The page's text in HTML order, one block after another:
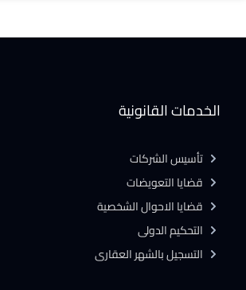
الخدمات القانونية
تأسيس الشركات
قضايا التعويضات
قضايا الاحوال الشخصية
التحكيم الدولى
التسجيل بالشهر العقارى